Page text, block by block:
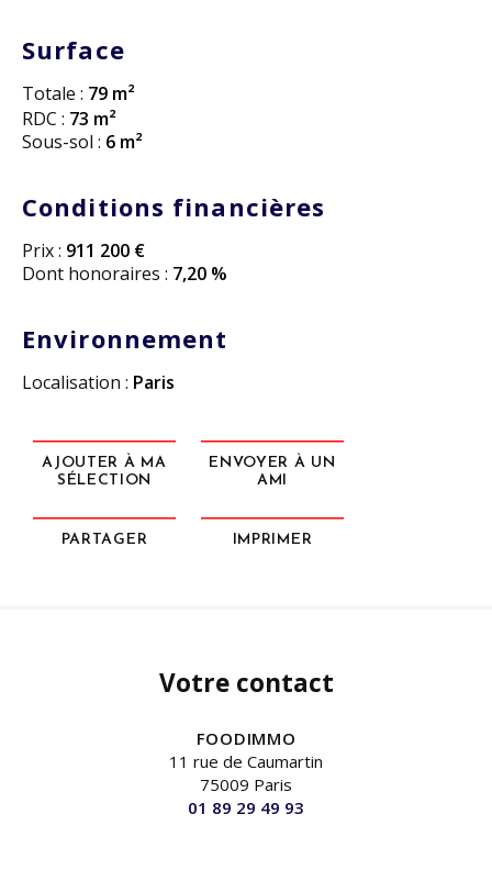
Surface
Totale : 79 m²
RDC : 73 m²
Sous-sol : 6 m²
Conditions financières
Prix : 911 200 €
Dont honoraires : 7,20 %
Environnement
Localisation : Paris
AJOUTER À MA
SÉLECTION
ENVOYER À UN
AMI
PARTAGER IMPRIMER
Votre contact
FOODIMMO
11 rue de Caumartin
75009 Paris
01 89 29 49 93